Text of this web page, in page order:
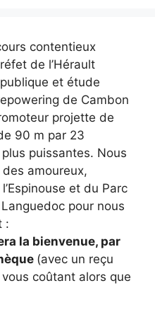
contentieux
de l’Hérault
et étude
de Cambon
projette de
90 m par 23
puissantes. Nous
amoureux,
et du Parc
pour nous
:
la bienvenue, par
(avec un reçu
coûtant alors que